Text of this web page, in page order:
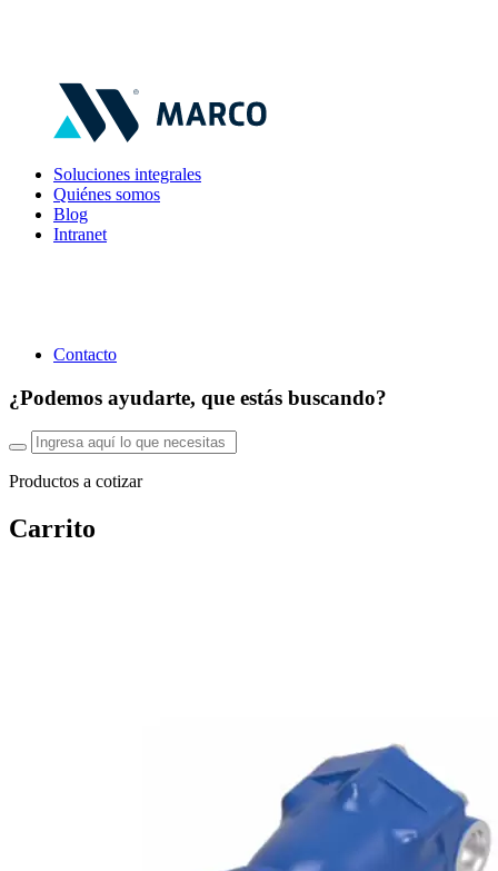
Soluciones integrales
Quiénes somos
Blog
Intranet
Contacto
¿Podemos ayudarte, que estás buscando?
Productos a cotizar
Carrito